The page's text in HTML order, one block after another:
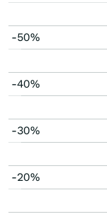
-50%
-40%
-30%
-20%